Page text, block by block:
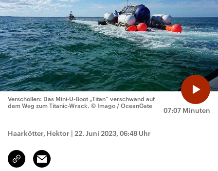
07:07 Minuten
Verschollen: Das Mini-U-Boot „Titan“ verschwand auf
dem Weg zum Titanic-Wrack. © Imago / OceanGate
Haarkötter, Hektor | 22. Juni 2023, 06:48 Uhr
Link
kopieren/teilen
Email